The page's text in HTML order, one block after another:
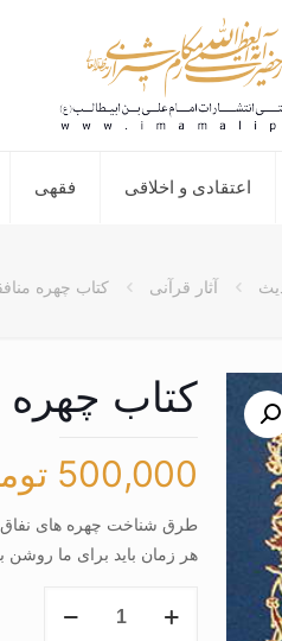
اعتقادی و اخلاقی فقهی
آثار قرآنی کتاب چهره
کتاب چهره
500,000
طرق شناخت چهره های نفاق و
هر زمان باید برای ما روشن
چهره